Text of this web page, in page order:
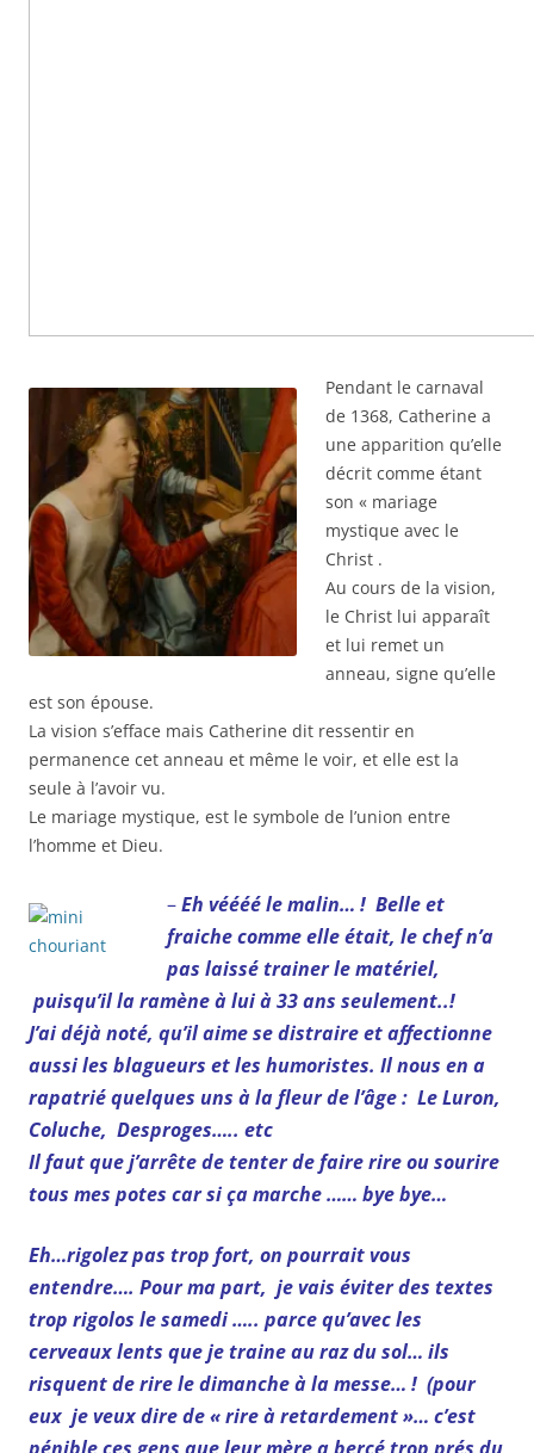
Pendant le carnaval
de 1368, Catherine a
une apparition qu’elle
décrit comme étant
son « mariage
mystique avec le
Christ .
Au cours de la vision,
le Christ lui apparaît
et lui remet un
anneau, signe qu’elle
est son épouse.
La vision s’efface mais Catherine dit ressentir en
permanence cet anneau et même le voir, et elle est la
seule à l’avoir vu.
Le mariage mystique, est le symbole de l’union entre
l’homme et Dieu.
–Eh véééé le malin… ! Belle et
fraiche comme elle était, le chef n’a
pas laissé trainer le matériel,
puisqu’il la ramène à lui à 33 ans seulement..!
J’ai déjà noté, qu’il aime se distraire et affectionne
aussi les blagueurs et les humoristes. Il nous en a
rapatrié quelques uns à la fleur de l’âge : Le Luron,
Coluche, Desproges….. etc
Il faut que j’arrête de tenter de faire rire ou sourire
tous mes potes car si ça marche …… bye bye…
Eh…rigolez pas trop fort, on pourrait vous
entendre…. Pour ma part, je vais éviter des textes
trop rigolos le samedi ….. parce qu’avec les
cerveaux lents que je traine au raz du sol… ils
risquent de rire le dimanche à la messe… ! (pour
eux je veux dire de « rire à retardement »… c’est